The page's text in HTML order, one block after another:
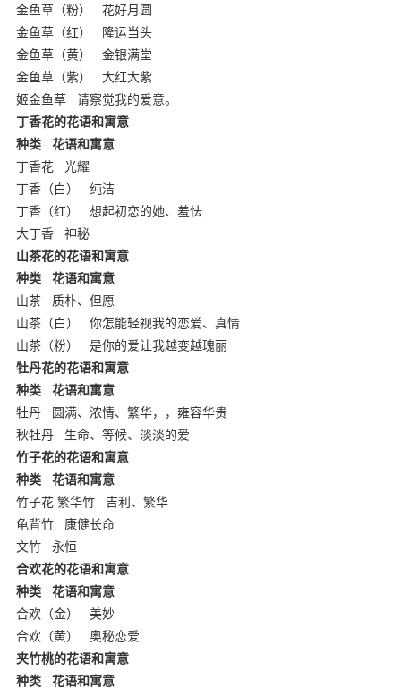
金鱼草（粉）
花好月圆
金鱼草（红）
隆运当头
金鱼草（黄）
金银满堂
金鱼草（紫）
大红大紫
姬金鱼草
请察觉我的爱意。
丁香花的花语和寓意
种类
花语和寓意
丁香花
光耀
丁香（白）
纯洁
丁香（红）
想起初恋的她、羞怯
大丁香
神秘
山茶花的花语和寓意
种类
花语和寓意
山茶
质朴、但愿
山茶（白）
你怎能轻视我的恋爱、真情
山茶（粉）
是你的爱让我越变越瑰丽
牡丹花的花语和寓意
种类
花语和寓意
牡丹
圆满、浓情、繁华，，雍容华贵
秋牡丹
生命、等候、淡淡的爱
竹子花的花语和寓意
种类
花语和寓意
竹子花 繁华竹
吉利、繁华
龟背竹
康健长命
文竹
永恒
合欢花的花语和寓意
种类
花语和寓意
合欢（金）
美妙
合欢（黄）
奥秘恋爱
夹竹桃的花语和寓意
种类
花语和寓意